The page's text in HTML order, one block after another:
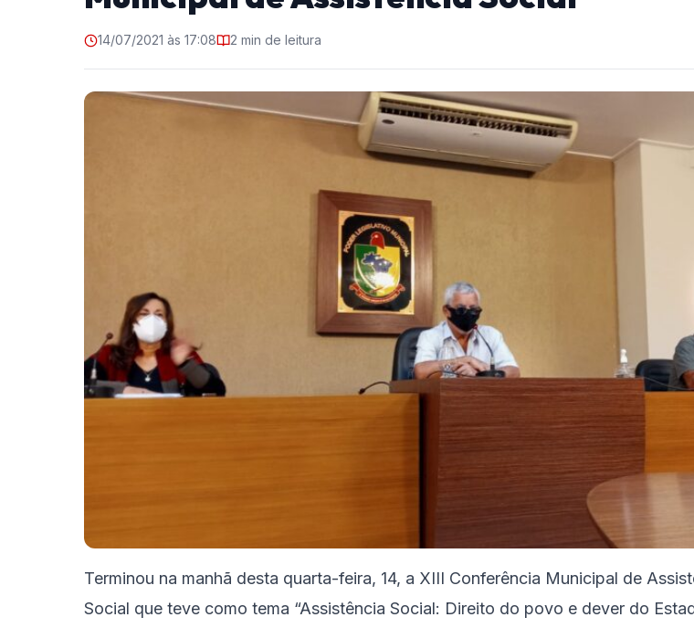
14/07/2021 às 17:08 2 min de leitura
Terminou na manhã desta quarta-feira, 14, a XIII Conferência Municipal de
Social que teve como tema “Assistência Social: Direito do povo e dever do